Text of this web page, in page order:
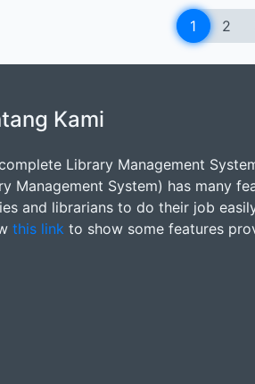
1 2
Kami
Library Management
Management System) has many
and librarians to do their job
this link to show some features